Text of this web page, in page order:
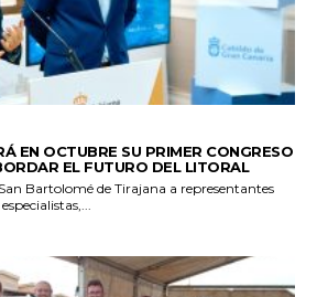
EN OCTUBRE SU PRIMER CONGRESO
EL FUTURO DEL LITORAL
Bartolomé de Tirajana a representantes